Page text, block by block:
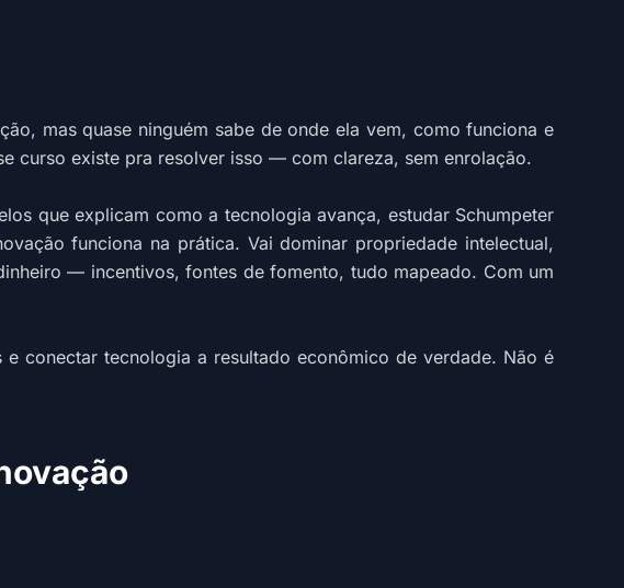
mas quase ninguém sabe de onde ela vem, como funciona e
curso existe pra resolver isso — com clareza, sem enrolação.
que explicam como a tecnologia avança, estudar Schumpeter
funciona na prática. Vai dominar propriedade intelectual,
— incentivos, fontes de fomento, tudo mapeado. Com um
conectar tecnologia a resultado econômico de verdade. Não é